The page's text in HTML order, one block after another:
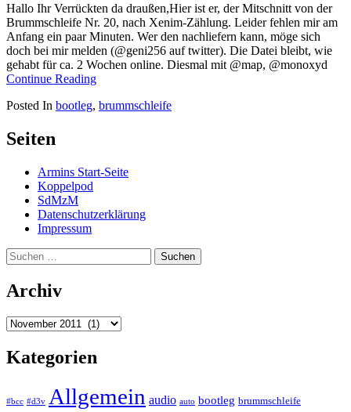
Hallo Ihr Verrückten da draußen,Hier ist er, der Mitschnitt von der
Brummschleife Nr. 20, nach Xenim-Zählung. Leider fehlen mir am
Anfang ein paar Minuten. Wer den nachliefern kann, möge sich
doch bei mir melden (@geni256 auf twitter). Die Datei bleibt, wie
gehabt für ca. 2 Wochen online. Diesmal mit @map, @monoxyd
Continue Reading
Posted In bootleg, brummschleife
Seiten
Armins Start-Seite
Koppelpod
SdMzM
Datenschutzerklärung
Impressum
Suchen
nach:
Archiv
Archiv
Kategorien
#bcc #d3v Allgemein audio auto bootleg brummschleife